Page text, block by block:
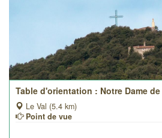
Table d'orientation : Notre Dame de
Le Val (5.4 km)
Point de vue